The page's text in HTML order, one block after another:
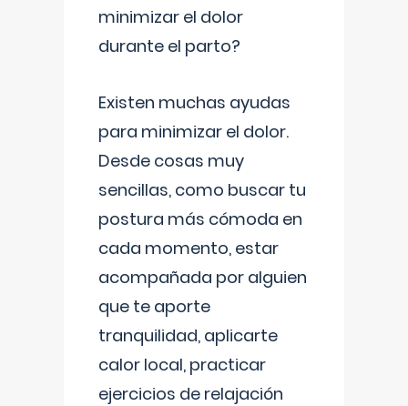
minimizar el dolor
durante el parto?
Existen muchas ayudas
para minimizar el dolor.
Desde cosas muy
sencillas, como buscar tu
postura más cómoda en
cada momento, estar
acompañada por alguien
que te aporte
tranquilidad, aplicarte
calor local, practicar
ejercicios de relajación